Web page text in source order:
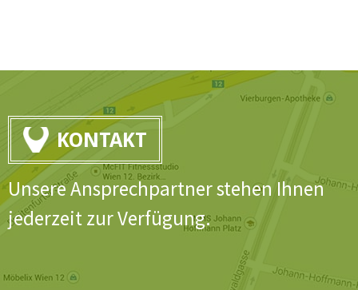
KONTAKT
Unsere Ansprechpartner stehen Ihnen
jederzeit zur Verfügung.